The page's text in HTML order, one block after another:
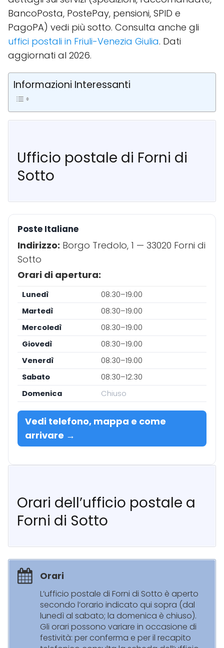
BancoPosta, PostePay, pensioni, SPID e
PagoPA) vedi più sotto. Consulta anche gli
uffici postali in Friuli-Venezia Giulia. Dati
aggiornati al 2026.
Informazioni Interessanti
Ufficio postale di Forni di
Sotto
Poste Italiane
Indirizzo: Borgo Tredolo, 1 — 33020 Forni di
Sotto
Orari di apertura:
Lunedì
08:30–19:00
Martedì
08:30–19:00
Mercoledì
08:30–19:00
Giovedì
08:30–19:00
Venerdì
08:30–19:00
Sabato
08:30–12:30
Domenica
Chiuso
Vedi telefono, mappa e come
arrivare →
Orari dell’ufficio postale a
Forni di Sotto
Orari
L’ufficio postale di Forni di Sotto è aperto
secondo l’orario indicato qui sopra (dal
lunedì al sabato; la domenica è chiuso).
Gli orari possono variare in occasione di
festività: per conferma e per il recapito